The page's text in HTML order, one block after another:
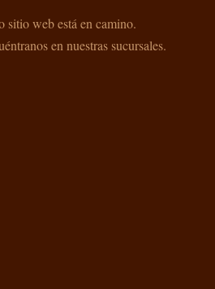
sitio web está en camino.
en nuestras sucursales.